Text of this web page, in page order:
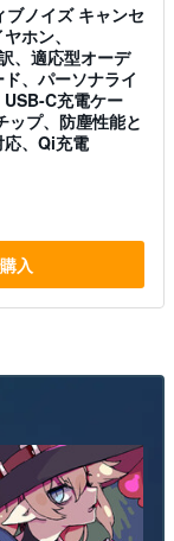
ノイズ キャンセ
ホン、
、適応型オーデ
、パーソナライ
C充電ケー
ップ、防塵性能と
、Qi充電
入